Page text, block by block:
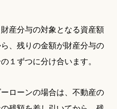
産分与の対象となる資産額
、残りの金額が財産分与の
１ずつに分け合います。
ローンの場合は、不動産の